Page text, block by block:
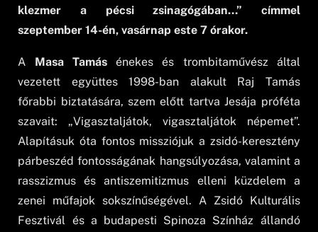
klezmer a pécsi zsinagógában…” címmel
szeptember 14-én, vasárnap este 7 órakor.
A Masa Tamásénekes és trombitaművész által
vezetett együttes 1998-ban alakult Raj Tamás
főrabbi biztatására, szem előtt tartva Jesája próféta
szavait: „Vigasztaljátok, vigasztaljátok népemet”.
Alapításuk óta fontos missziójuk a zsidó-keresztény
párbeszéd fontosságának hangsúlyozása, valamint a
rasszizmus és antiszemitizmus elleni küzdelem a
zenei műfajok sokszínűségével. A Zsidó Kulturális
Fesztivál és a budapesti Spinoza Színház állandó